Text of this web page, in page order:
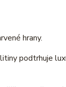
hrany.
podtrhuje